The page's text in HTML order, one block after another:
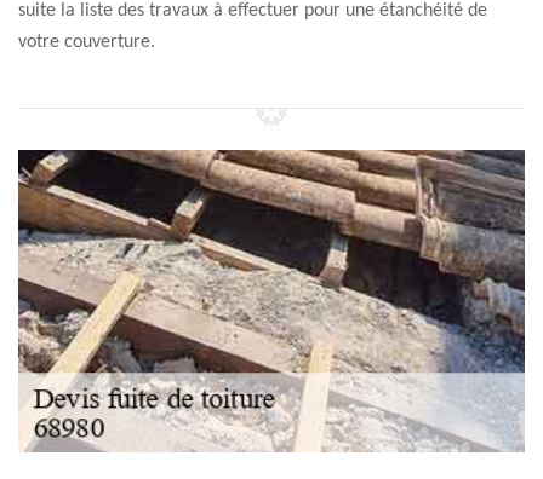
suite la liste des travaux à effectuer pour une étanchéité de
votre couverture.